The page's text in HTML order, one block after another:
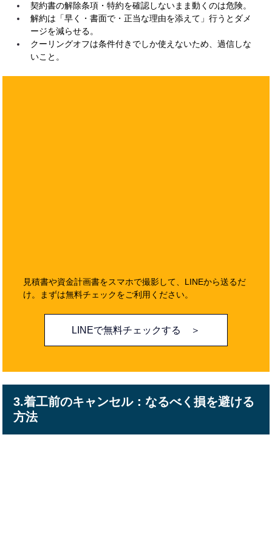
契約書の解除条項・特約を確認しないまま動くのは危険。
解約は「早く・書面で・正当な理由を添えて」行うとダメ
ージを減らせる。
クーリングオフは条件付きでしか使えないため、過信しな
いこと。
見積書や資金計画書をスマホで撮影して、LINEから送るだ
け。まずは無料チェックをご利用ください。
LINEで無料チェックする ＞
3.着工前のキャンセル：なるべく損を避ける
方法